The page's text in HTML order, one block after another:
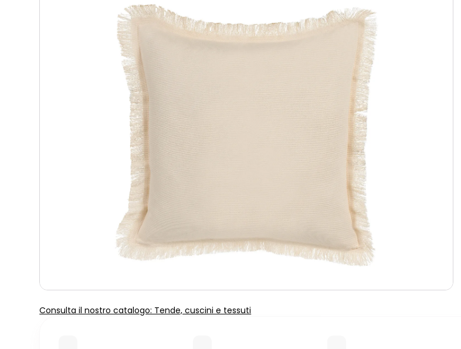
Consulta il nostro catalogo: Tende, cuscini e tessuti